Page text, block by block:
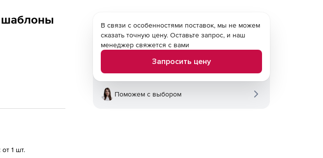
шаблоны
1 шт.
В связи с особенностями поставок, мы не можем
сказать точную цену. Оставьте запрос, и наш
менеджер свяжется с вами
Запросить цену
Поможем с выбором